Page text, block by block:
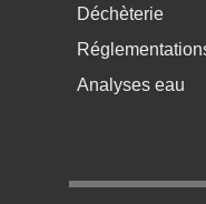
Déchèterie
Analyses eau
Menu pratique